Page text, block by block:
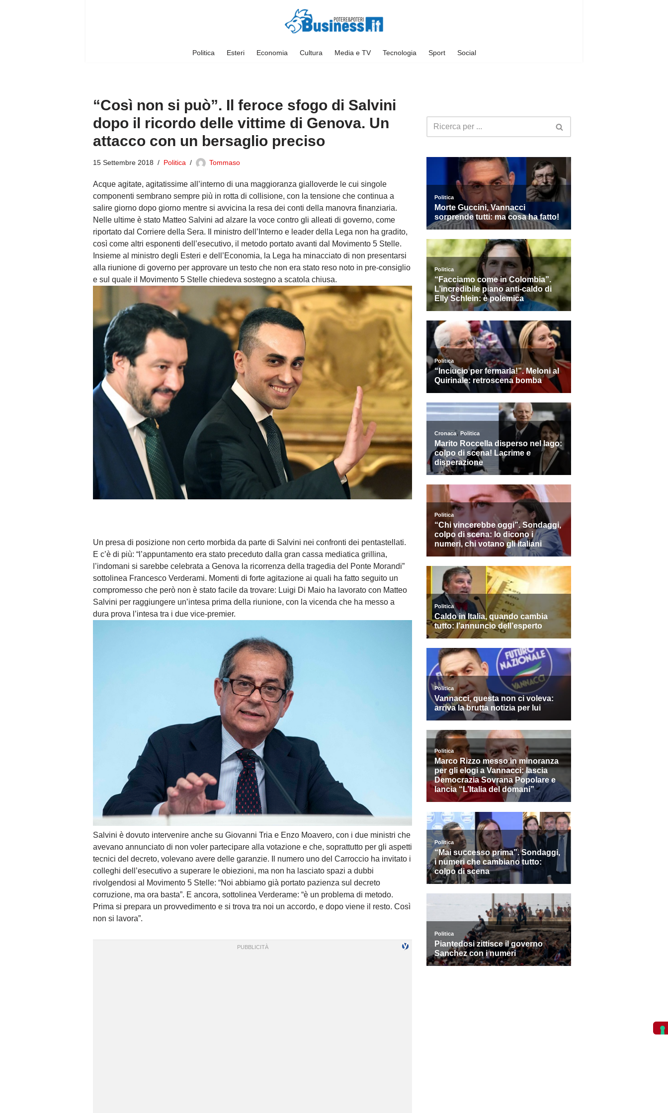
Politica Esteri Economia Cultura Media e TV Tecnologia Sport Social
“Così non si può”. Il feroce sfogo di Salvini
dopo il ricordo delle vittime di Genova. Un
attacco con un bersaglio preciso
15 Settembre 2018 Politica Tommaso
Acque agitate, agitatissime all’interno di una maggioranza gialloverde le cui singole
componenti sembrano sempre più in rotta di collisione, con la tensione che continua a
salire giorno dopo giorno mentre si avvicina la resa dei conti della manovra finanziaria.
Nelle ultime è stato Matteo Salvini ad alzare la voce contro gli alleati di governo, come
riportato dal Corriere della Sera. Il ministro dell’Interno e leader della Lega non ha gradito,
così come altri esponenti dell’esecutivo, il metodo portato avanti dal Movimento 5 Stelle.
Insieme al ministro degli Esteri e dell’Economia, la Lega ha minacciato di non presentarsi
alla riunione di governo per approvare un testo che non era stato reso noto in pre-consiglio
e sul quale il Movimento 5 Stelle chiedeva sostegno a scatola chiusa.
Un presa di posizione non certo morbida da parte di Salvini nei confronti dei pentastellati.
E c’è di più: “l’appuntamento era stato preceduto dalla gran cassa mediatica grillina,
l’indomani si sarebbe celebrata a Genova la ricorrenza della tragedia del Ponte Morandi”
sottolinea Francesco Verderami. Momenti di forte agitazione ai quali ha fatto seguito un
compromesso che però non è stato facile da trovare: Luigi Di Maio ha lavorato con Matteo
Salvini per raggiungere un’intesa prima della riunione, con la vicenda che ha messo a
dura prova l’intesa tra i due vice-premier.
Salvini è dovuto intervenire anche su Giovanni Tria e Enzo Moavero, con i due ministri che
avevano annunciato di non voler partecipare alla votazione e che, soprattutto per gli aspetti
tecnici del decreto, volevano avere delle garanzie. Il numero uno del Carroccio ha invitato i
colleghi dell’esecutivo a superare le obiezioni, ma non ha lasciato spazi a dubbi
rivolgendosi al Movimento 5 Stelle: “Noi abbiamo già portato pazienza sul decreto
corruzione, ma ora basta”. E ancora, sottolinea Verderame: “è un problema di metodo.
Prima si prepara un provvedimento e si trova tra noi un accordo, e dopo viene il resto. Così
non si lavora”.